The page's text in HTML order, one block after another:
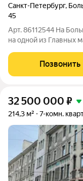
Санкт-Петербург,
45
Арт. 86112544 На
на одной из Главных
доходный дом
его же проекту в 1900
Позвонить
32 500 000 ₽
214,3 м² 7-комн.